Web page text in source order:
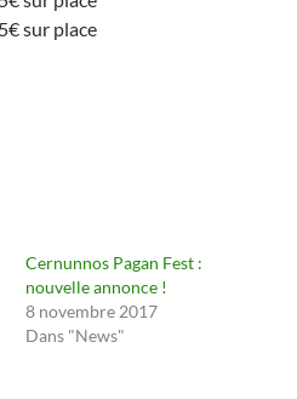
sur place
Cernunnos Pagan Fest :
nouvelle annonce !
8 novembre 2017
Dans "News"